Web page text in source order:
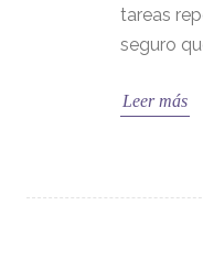
tareas
seguro
Leer más